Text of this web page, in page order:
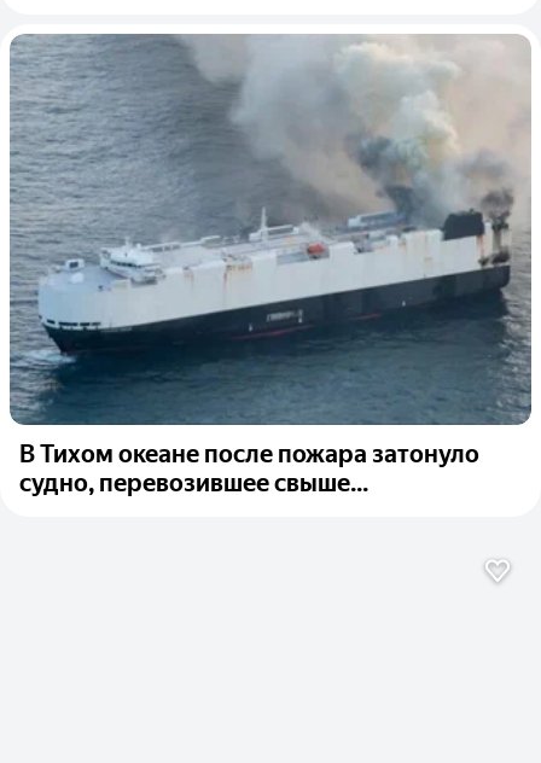
В Тихом океане после пожара затонуло
судно, перевозившее свыше...